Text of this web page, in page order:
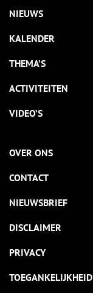
NIEUWS
KALENDER
THEMA’S
ACTIVITEITEN
VIDEO’S
OVER ONS
CONTACT
NIEUWSBRIEF
DISCLAIMER
PRIVACY
TOEGANKELIJKHEID